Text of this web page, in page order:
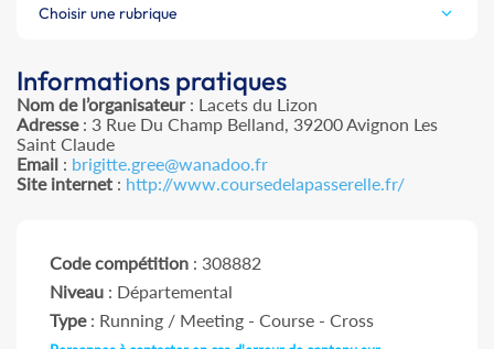
Choisir une rubrique
Informations pratiques
Nom de l’organisateur: Lacets du Lizon
Adresse: 3 Rue Du Champ Belland, 39200 Avignon Les
Saint Claude
Email : brigitte.gree@wanadoo.fr
Site internet : http://www.coursedelapasserelle.fr/
Code compétition : 308882
Niveau : Départemental
Type: Running / Meeting - Course - Cross